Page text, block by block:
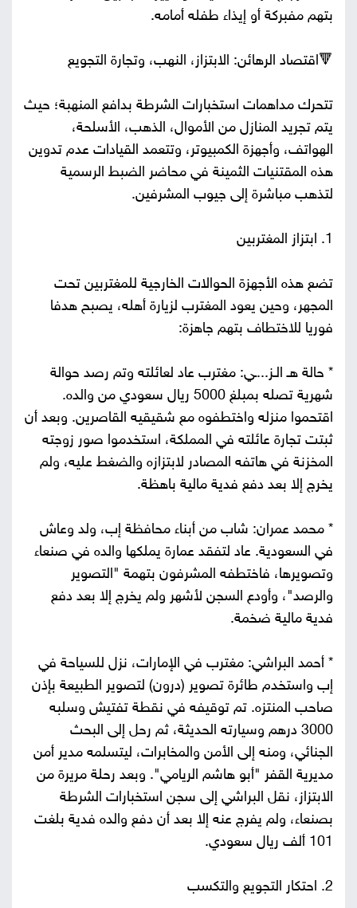
بتهم مفبركة أو إيذاء طفله أمامه.
🔻اقتصاد الرهائن: الابتزاز، النهب، وتجارة التجويع
تتحرك مداهمات استخبارات الشرطة بدافع المنهبة؛ حيث
يتم تجريد المنازل من الأموال، الذهب، الأسلحة،
الهواتف، وأجهزة الكمبيوتر، وتتعمد القيادات عدم تدوين
هذه المقتنيات الثمينة في محاضر الضبط الرسمية
لتذهب مباشرة إلى جيوب المشرفين.
1. ابتزاز المغتربين
تضع هذه الأجهزة الحوالات الخارجية للمغتربين تحت
المجهر، وحين يعود المغترب لزيارة أهله، يصبح هدفا
فوريا للاختطاف بتهم جاهزة:
* حالة هـ الـز...ـي: مغترب عاد لعائلته وتم رصد حوالة
شهرية تصله بمبلغ 5000 ريال سعودي من والده.
اقتحموا منزله واختطفوه مع شقيقيه القاصرين. وبعد أن
ثبتت تجارة عائلته في المملكة، استخدموا صور زوجته
المخزنة في هاتفه المصادر لابتزازه والضغط عليه، ولم
يخرج إلا بعد دفع فدية مالية باهظة.
* محمد عمران: شاب من أبناء محافظة إب، ولد وعاش
في السعودية. عاد لتفقد عمارة يملكها والده في صنعاء
وتصويرها، فاختطفه المشرفون بتهمة "التصوير
والرصد"، وأودع السجن لأشهر ولم يخرج إلا بعد دفع
فدية مالية ضخمة.
* أحمد البراشي: مغترب في الإمارات، نزل للسياحة في
إب واستخدم طائرة تصوير (درون) لتصوير الطبيعة بإذن
صاحب المنتزه. تم توقيفه في نقطة تفتيش وسلبه
3000 درهم وسيارته الحديثة، ثم رحل إلى البحث
الجنائي، ومنه إلى الأمن والمخابرات، ليتسلمه مدير أمن
مديرية القفر "أبو هاشم الريامي". وبعد رحلة مريرة من
الابتزاز، نقل البراشي إلى سجن استخبارات الشرطة
بصنعاء، ولم يفرج عنه إلا بعد أن دفع والده فدية بلغت
101 ألف ريال سعودي.
2. احتكار التجويع والتكسب